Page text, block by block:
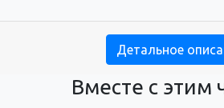
Детальное
Вместе с этим